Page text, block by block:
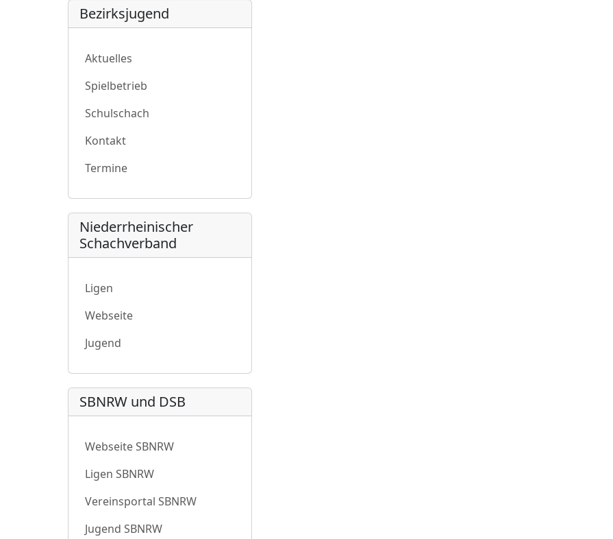
Bezirksjugend
Aktuelles
Spielbetrieb
Schulschach
Kontakt
Termine
Niederrheinischer
Schachverband
Ligen
Webseite
Jugend
SBNRW und DSB
Webseite SBNRW
Ligen SBNRW
Vereinsportal SBNRW
Jugend SBNRW